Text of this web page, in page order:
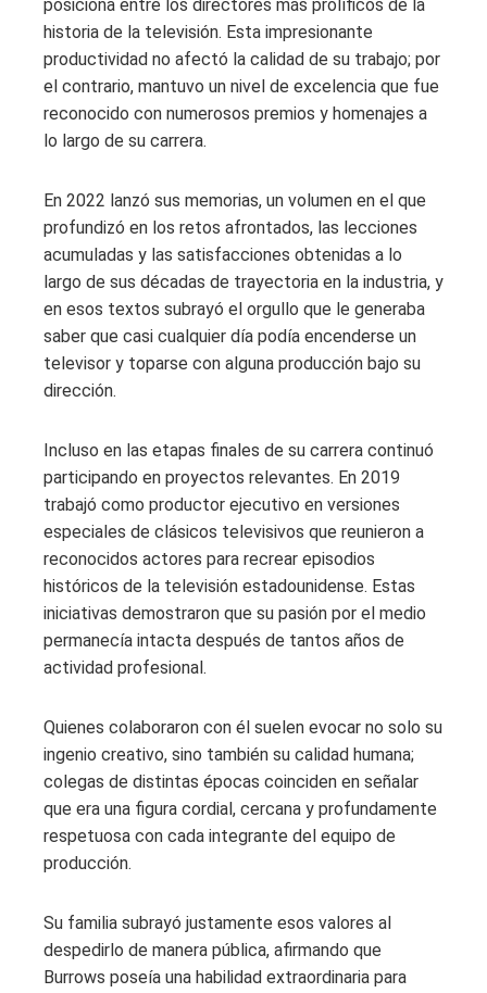
posiciona entre los directores más prolíficos de la
historia de la televisión. Esta impresionante
productividad no afectó la calidad de su trabajo; por
el contrario, mantuvo un nivel de excelencia que fue
reconocido con numerosos premios y homenajes a
lo largo de su carrera.
En 2022 lanzó sus memorias, un volumen en el que
profundizó en los retos afrontados, las lecciones
acumuladas y las satisfacciones obtenidas a lo
largo de sus décadas de trayectoria en la industria, y
en esos textos subrayó el orgullo que le generaba
saber que casi cualquier día podía encenderse un
televisor y toparse con alguna producción bajo su
dirección.
Incluso en las etapas finales de su carrera continuó
participando en proyectos relevantes. En 2019
trabajó como productor ejecutivo en versiones
especiales de clásicos televisivos que reunieron a
reconocidos actores para recrear episodios
históricos de la televisión estadounidense. Estas
iniciativas demostraron que su pasión por el medio
permanecía intacta después de tantos años de
actividad profesional.
Quienes colaboraron con él suelen evocar no solo su
ingenio creativo, sino también su calidad humana;
colegas de distintas épocas coinciden en señalar
que era una figura cordial, cercana y profundamente
respetuosa con cada integrante del equipo de
producción.
Su familia subrayó justamente esos valores al
despedirlo de manera pública, afirmando que
Burrows poseía una habilidad extraordinaria para